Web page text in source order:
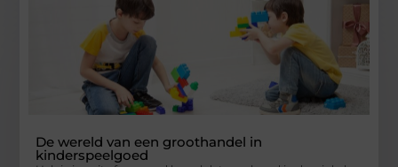
De wereld van een groothandel in
kinderspeelgoed